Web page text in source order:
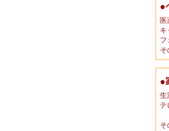
●
医
キ
フ
そ
●
生
テ
そ